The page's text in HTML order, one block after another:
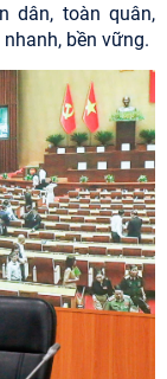
dân, toàn quân,
bền vững.